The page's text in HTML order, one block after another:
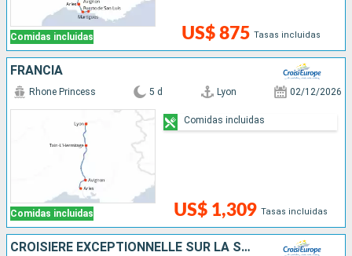
Comidas incluidas US$ 875 Tasas incluidas
FRANCIA
Comidas incluidas
Rhone Princess 5 d Lyon 02/12/2026
US$ 1,309 Tasas incluidas
Comidas incluidas
CROISIÈRE EXCEPTIONNELLE SUR LA SAÔNE POUR CÉLÉBRER LE BEAUJOLAIS NOUVEAU